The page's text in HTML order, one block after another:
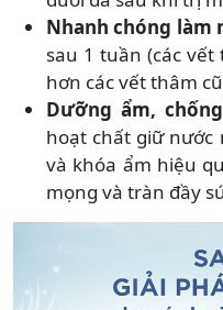
Nhanh chóng làm
sau 1 tuần (các
hơn các vết thâm
Dưỡng ẩm,
hoạt chất giữ nước
và khóa ẩm hiệu
mọng và tràn đầy